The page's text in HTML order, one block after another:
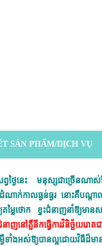
SẢN PHẨM/DỊCH VỤ
ព្វថ្ងៃនេះ មនុស្សជាច្រើន
ណាក់កាលធ្ងន់ធ្ងរ នោះគឺបណ្ត
តម្លៃថោក ខ្វះជំនាញនាំឱ្យ
ាញនៅគ្លីនីកធ្វើការវិនិច្ឆ័យ
ងឺទាំងអស់ឱ្យបានល្អដោយវិធីដ៏ម